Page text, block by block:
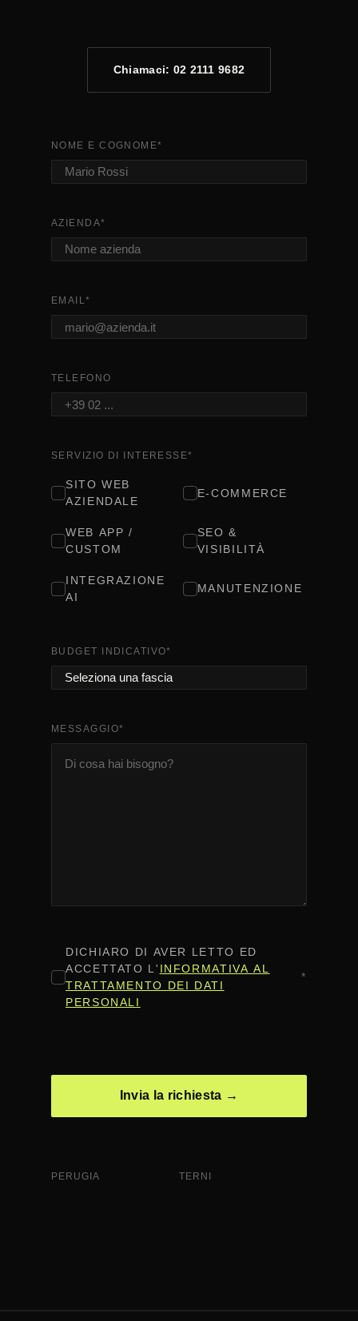
Chiamaci: 02 2111 9682
NOME E COGNOME*
AZIENDA*
EMAIL*
TELEFONO
SERVIZIO DI INTERESSE*
SITO WEB
AZIENDALE
E-COMMERCE
WEB APP /
CUSTOM
SEO &
VISIBILITÀ
INTEGRAZIONE
AI
MANUTENZIONE
BUDGET INDICATIVO*
MESSAGGIO*
CONSENSO*
DICHIARO DI AVER LETTO ED
ACCETTATO L' INFORMATIVA AL
TRATTAMENTO DEI DATI
PERSONALI
*
PERUGIA TERNI